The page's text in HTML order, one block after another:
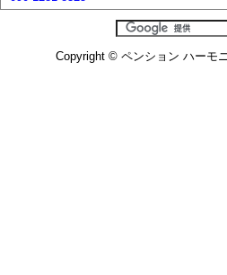
Copyright © ペンション ハーモ